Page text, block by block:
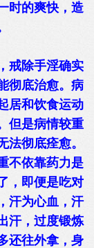
时的爽快，造
戒除手淫确实
彻底治愈。病
居和饮食运动
但是病情较重
法彻底痊愈。
不依靠药力是
，即便是吃对
汗为心血，汗
汗，过度锻炼
还往外拿，身